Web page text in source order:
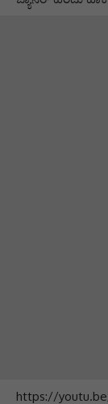
https://